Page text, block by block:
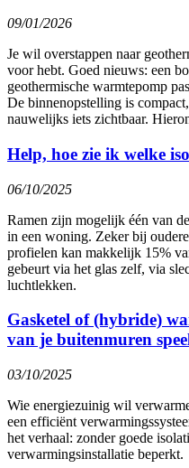
09/01/2026
Je wil overstappen naar
voor hebt. Goed nieuws: een
geothermische warmtepomp
De binnenopstelling is
nauwelijks iets zichtbaar.
Help, hoe zie ik welke
06/10/2025
Ramen zijn mogelijk één van
in een woning. Zeker bij
profielen kan makkelijk 15%
gebeurt via het glas zelf, via
luchtlekken.
Gasketel of (hybride)
van je buitenmuren
03/10/2025
Wie energiezuinig wil
een efficiënt
het verhaal: zonder goede
verwarmingsinstallatie beperkt.